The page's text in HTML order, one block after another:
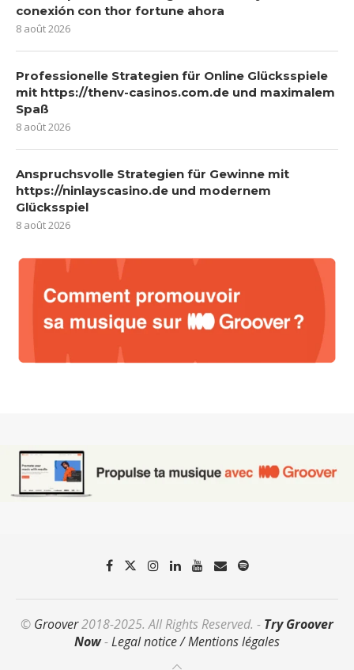
conexión con thor fortune ahora
8 août 2026
Professionelle Strategien für Online Glücksspiele
mit https://thenv-casinos.com.de und maximalem
Spaß
8 août 2026
Anspruchsvolle Strategien für Gewinne mit
https://ninlayscasino.de und modernem
Glücksspiel
8 août 2026
© Groover2018-2025. All Rights Reserved. - Try Groover
Now-Legal notice / Mentions légales